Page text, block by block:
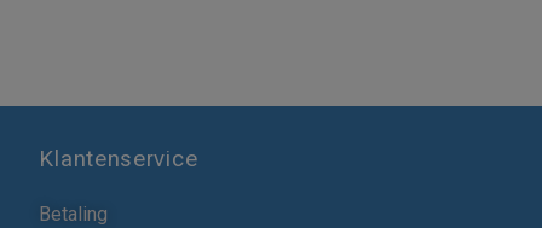
Klantenservice
Betaling